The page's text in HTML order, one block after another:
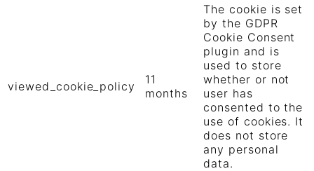
viewed_cookie_policy
11
months
The cookie is set
by the GDPR
Cookie Consent
plugin and is
used to store
whether or not
user has
consented to the
use of cookies. It
does not store
any personal
data.